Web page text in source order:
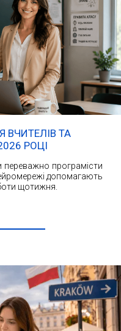
ВЧИТЕЛІВ ТА
РОЦІ
програмісти
допомагають
щотижня.